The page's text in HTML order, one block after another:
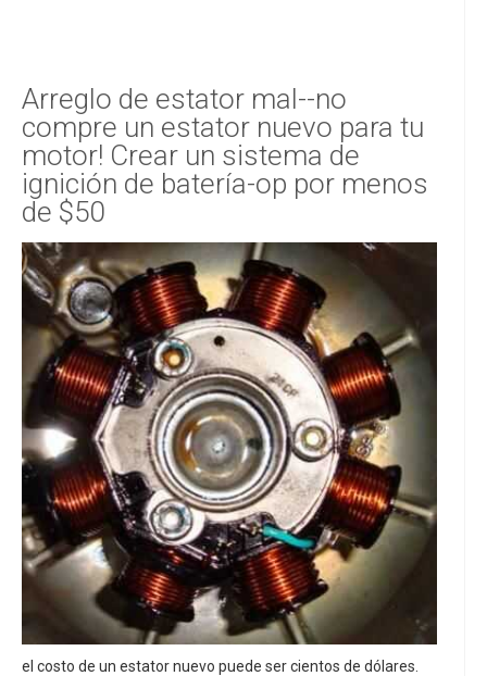
Arreglo de estator mal--no
compre un estator nuevo para tu
motor! Crear un sistema de
ignición de batería-op por menos
de $50
el costo de un estator nuevo puede ser cientos de dólares.